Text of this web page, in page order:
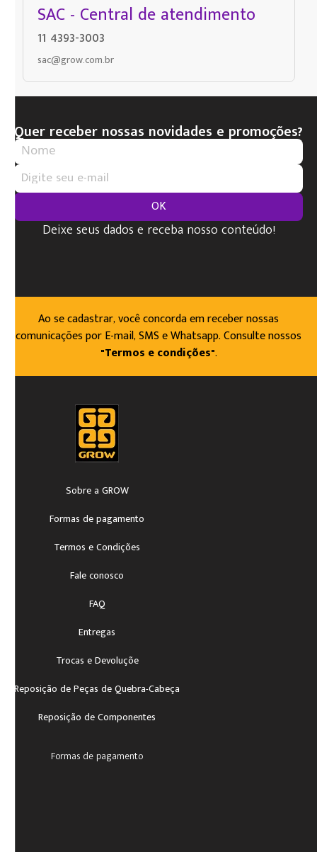
SAC - Central de atendimento
11 4393-3003
sac@grow.com.br
Quer receber nossas novidades e promoções?
OK
Deixe seus dados e receba nosso conteúdo!
Ao se cadastrar, você concorda em receber nossas
comunicações por E-mail, SMS e Whatsapp. Consulte nossos
"Termos e condições".
Sobre a GROW
Formas de pagamento
Termos e Condições
Fale conosco
FAQ
Entregas
Trocas e Devoluçõe
Reposição de Peças de Quebra-Cabeça
Reposição de Componentes
Formas de pagamento